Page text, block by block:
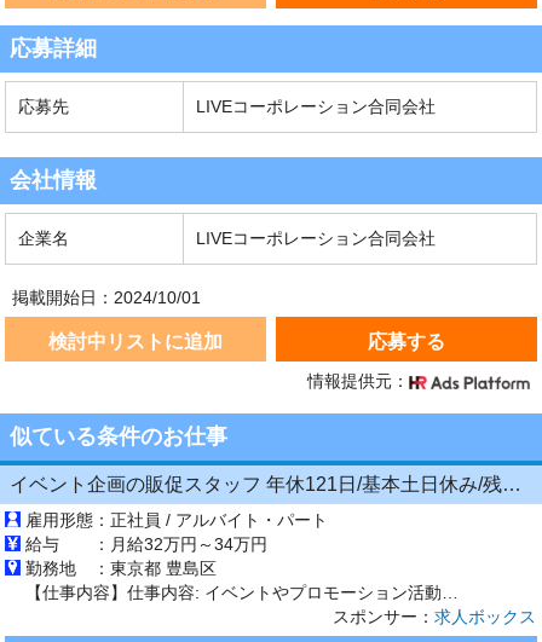
応募詳細
応募先 LIVEコーポレーション合同会社
会社情報
企業名 LIVEコーポレーション合同会社
掲載開始日：2024/10/01
検討中リストに追加 応募する
情報提供元：
似ている条件のお仕事
イベント企画の販促スタッフ 年休121日/基本土日休み/残業少なめ/昨年度賞与5ヶ月分/海外研修あり
雇用形態： 正社員 / アルバイト・パート
給与 ： 月給32万円～34万円
勤務地 ： 東京都 豊島区
スポンサー： 求人ボックス